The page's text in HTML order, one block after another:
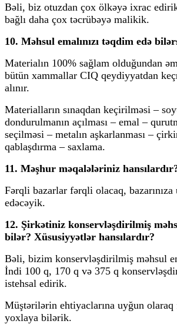
Bəli, biz otuzdan çox ölkəyə ixrac
bağlı daha çox təcrübəyə malikik.
10. Məhsul emalınızı təqdim edə
Materialın 100% sağlam olduğundan
bütün xammallar CIQ qeydiyyatdan
alınır.
Materialların sınaqdan keçirilməsi –
dondurulmanın açılması – emal –
seçilməsi – metalın aşkarlanması –
qablaşdırma – saxlama.
11. Məşhur məqalələriniz
Fərqli bazarlar fərqli olacaq,
edəcəyik.
12. Şirkətiniz konservləşdirilmiş
bilər? Xüsusiyyətlər hansılardır?
Bəli, bizim konservləşdirilmiş məhsul
İndi 100 q, 170 q və 375 q
istehsal edirik.
Müştərilərin ehtiyaclarına uyğun
yoxlaya bilərik.